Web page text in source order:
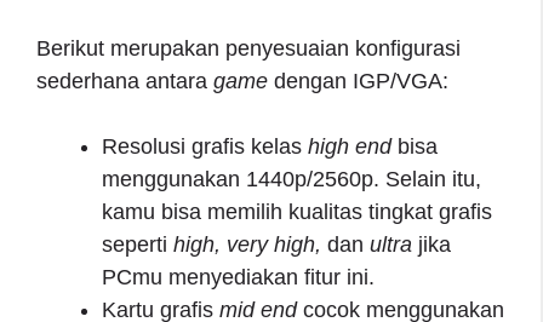
Berikut merupakan penyesuaian konfigurasi
sederhana antara game dengan IGP/VGA:
Resolusi grafis kelas high end bisa
menggunakan 1440p/2560p. Selain itu,
kamu bisa memilih kualitas tingkat grafis
seperti high, very high, dan ultra jika
PCmu menyediakan fitur ini.
Kartu grafis mid endcocok menggunakan